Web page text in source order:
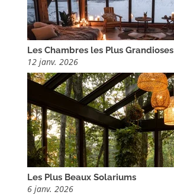
Les Chambres les Plus Grandioses
12 janv. 2026
Les Plus Beaux Solariums
6 janv. 2026